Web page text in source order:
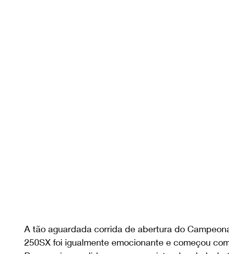
A tão aguardada corrida de abertura do
250SX foi igualmente emocionante e começou